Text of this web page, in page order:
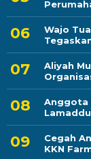
Wajo
Aliyah
Anggota
Cegah
KKN